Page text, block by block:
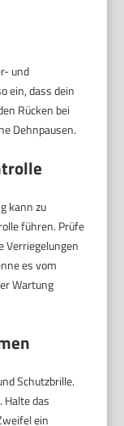
und
ein, dass dein
Rücken bei
Dehnpausen.
kann zu
führen. Prüfe
Verriegelungen
es vom
Wartung
Schutzbrille.
Halte das
ein